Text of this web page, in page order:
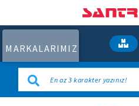
MARKALARIMIZ